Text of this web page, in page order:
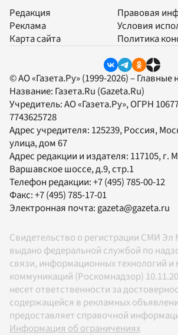
Редакция
Реклама
Карта сайта
Правовая
Условия
Политика
© АО «Газета.Ру» (1999-2026) – Главные
Название: Газета.Ru (Gazeta.Ru)
Учредитель:АО «Газета.Ру», ОГРН
7743625728
Адрес учредителя: 125239, Россия,
улица, дом 67
Адрес редакции и издателя: 117105, г.
Варшавское шоссе, д.9, стр.1
Телефон редакции:+7 (495) 785-00-12
Факс:+7 (495) 785-17-01
Электронная почта: gazeta@gazeta.ru
Свидетельство о регистрации СМИ
выдано федеральной службой по
связи, информационных технологий и
коммуникаций (Роскомнадзор)
несет ответственности за
содержащейся в рекламных
предоставляет справочной
Информация об ограничениях